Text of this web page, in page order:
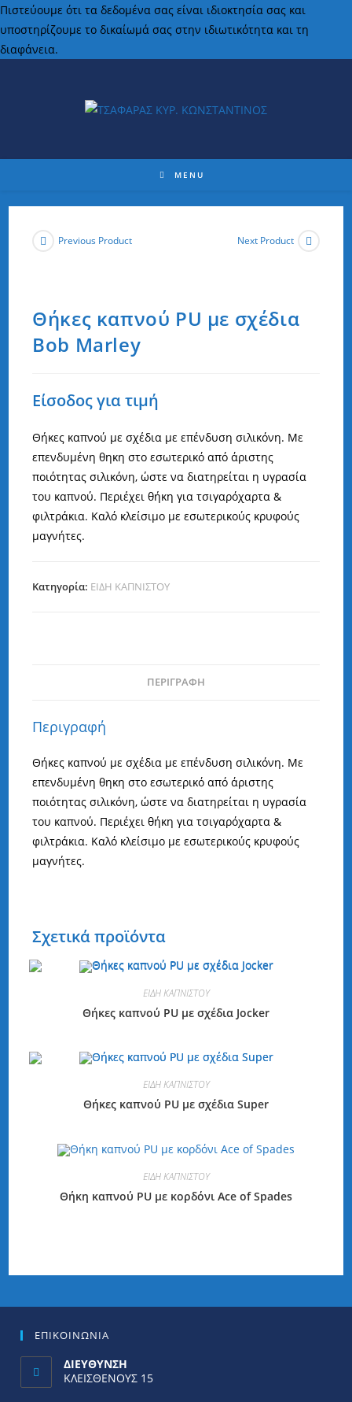
Πιστεύουμε ότι τα δεδομένα σας είναι ιδιοκτησία σας και
υποστηρίζουμε το δικαίωμά σας στην ιδιωτικότητα και τη
διαφάνεια.
MENU
Previous Product Next Product
Θήκες καπνού PU με σχέδια
Bob Marley
Είσοδος για τιμή
Θήκες καπνού με σχέδια με επένδυση σιλικόνη. Με
επενδυμένη θηκη στο εσωτερικό από άριστης
ποιότητας σιλικόνη, ώστε να διατηρείται η υγρασία
του καπνού. Περιέχει θήκη για τσιγαρόχαρτα &
φιλτράκια. Καλό κλείσιμο με εσωτερικούς κρυφούς
μαγνήτες.
Κατηγορία: ΕΙΔΗ ΚΑΠΝΙΣΤΟΥ
ΠΕΡΙΓΡΑΦΉ
Περιγραφή
Θήκες καπνού με σχέδια με επένδυση σιλικόνη. Με
επενδυμένη θηκη στο εσωτερικό από άριστης
ποιότητας σιλικόνη, ώστε να διατηρείται η υγρασία
του καπνού. Περιέχει θήκη για τσιγαρόχαρτα &
φιλτράκια. Καλό κλείσιμο με εσωτερικούς κρυφούς
μαγνήτες.
Σχετικά προϊόντα
ΕΙΔΗ ΚΑΠΝΙΣΤΟΥ
Θήκες καπνού PU με σχέδια Jocker
ΕΙΔΗ ΚΑΠΝΙΣΤΟΥ
Θήκες καπνού PU με σχέδια Super
ΕΙΔΗ ΚΑΠΝΙΣΤΟΥ
Θήκη καπνού PU με κορδόνι Ace of Spades
ΕΠΙΚΟΙΝΩΝΙΑ
ΔΙΕΥΘΥΝΣΗ
ΚΛΕΙΣΘΕΝΟΥΣ 15